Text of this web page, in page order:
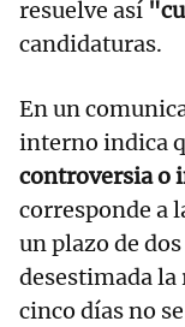
resuelve así
candidaturas.
En un
interno indica
controversia o
corresponde a
un plazo de
desestimada la
cinco días no